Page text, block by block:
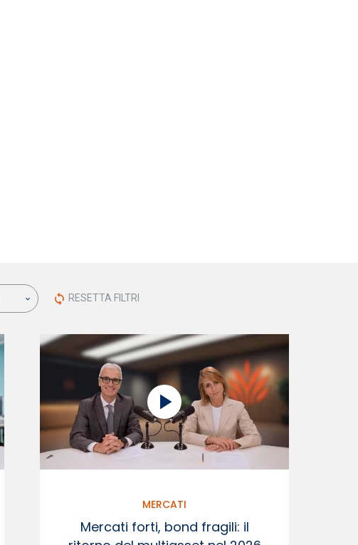
sync RESETTA FILTRI
MERCATI
Mercati forti, bond fragili: il